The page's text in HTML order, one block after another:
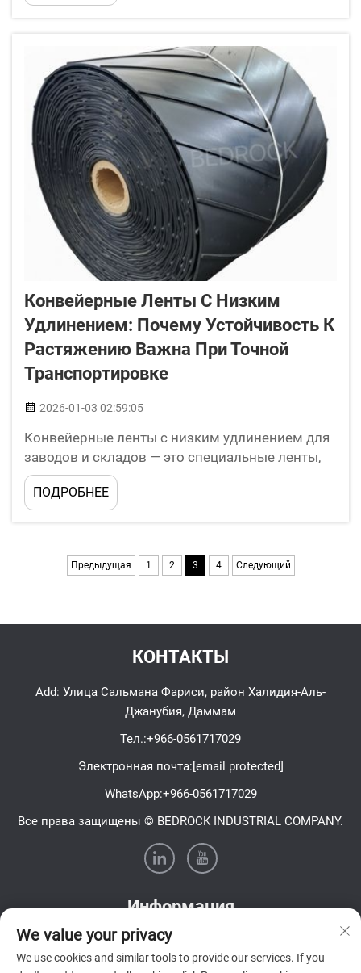
Они имеют повышенные края или боковые
выпадение груза при движении вверх по
крутому подъёму...
Конвейерные Ленты С Низким
Удлинением: Почему Устойчивость К
Растяжению Важна При Точной
Транспортировке
2026-01-03 02:59:05
Конвейерные ленты с низким удлинением для
заводов и складов — это специальные ленты,
применяемые на производственных
предприятиях и складах. Эти ленты
растягиваются меньше, чем стандартные
когда требуется точно перемещать предметы
из одной точки...
ПОДРОБНЕЕ
Предыдущая 1 2 3 4 Следующий
КОНТАКТЫ
Add: Улица Сальмана Фариси, район Халидия-Аль-
Джанубия, Даммам
Тел.:+966-0561717029
Электронная почта:[email protected]
WhatsApp:+966-0561717029
Все права защищены © BEDROCK INDUSTRIAL COMPANY.
Информация
Подпишитесь на нашу еженедельную рассылку
We value your privacy
We use cookies and similar tools to provide our services. If you